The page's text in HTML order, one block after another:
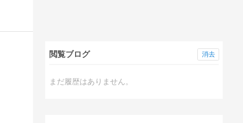
閲覧ブログ
まだ履歴はありません。
消去